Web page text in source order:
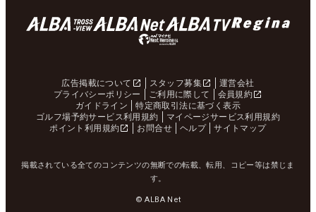
広告掲載について スタッフ募集
運営会社
プライバシーポリシー
ご利用に際して
会員規約
ガイドライン
特定商取引法に基づく表示
ゴルフ場予約サービス利用規約
マイページサービス利用規約
ポイント利用規約
お問合せ ヘルプ サイトマップ
掲載されている全てのコンテンツの無断での転載、転用、コピー等は禁じま
す。
© ALBA Net